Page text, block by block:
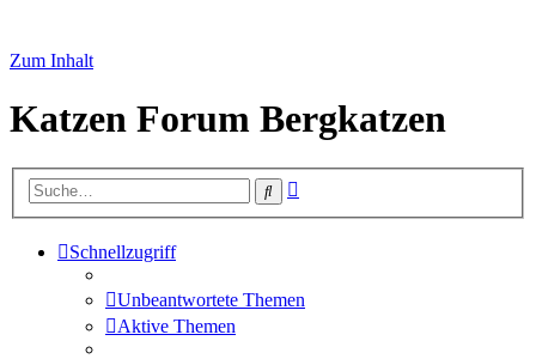
Zum Inhalt
Katzen Forum Bergkatzen
Suche
Schnellzugriff
Unbeantwortete Themen
Aktive Themen